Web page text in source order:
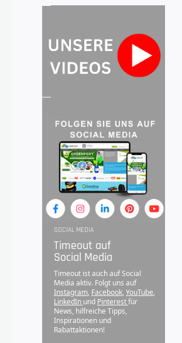
SOCIAL MEDIA
Timeout auf
Social Media
Timeout ist auch auf Social
Media aktiv. Folgt uns auf
Instagram, Facebook, YouTube,
LinkedIn und Pinterestfür
News, hilfreiche Tipps,
Inspirationen und
Rabattaktionen!